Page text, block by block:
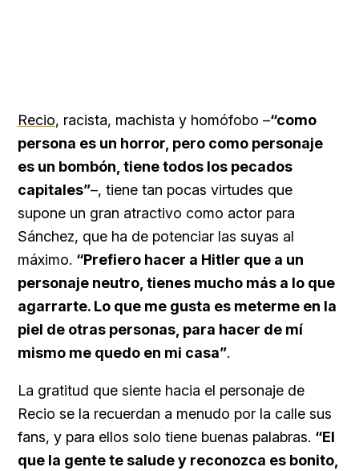
Recio, racista, machista y homófobo ­–“como
persona es un horror, pero como personaje
es un bombón, tiene todos los pecados
capitales”–, tiene tan pocas virtudes que
supone un gran atractivo como actor para
Sánchez, que ha de potenciar las suyas al
máximo. “Prefiero hacer a Hitler que a un
personaje neutro, tienes mucho más a lo que
agarrarte. Lo que me gusta es meterme en la
piel de otras personas, para hacer de mí
mismo me quedo en mi casa”.
La gratitud que siente hacia el personaje de
Recio se la recuerdan a menudo por la calle sus
fans, y para ellos solo tiene buenas palabras. “El
que la gente te salude y reconozca es bonito,